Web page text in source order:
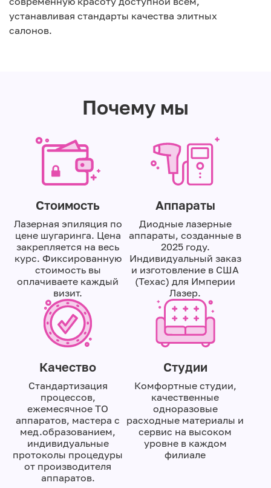
устанавливая стандарты качества элитных
салонов.
Почему мы
Стоимость
Лазерная эпиляция по
цене шугаринга. Цена
закрепляется на весь
курс. Фиксированную
стоимость вы
оплачиваете каждый
визит.
Аппараты
Диодные лазерные
аппараты, созданные в
2025 году.
Индивидуальный заказ
и изготовление в США
(Техас) для Империи
Лазер.
Качество
Стандартизация
процессов,
ежемесячное ТО
аппаратов, мастера с
мед.образованием,
индивидуальные
протоколы процедуры
от производителя
аппаратов.
Студии
Комфортные студии,
качественные
одноразовые
расходные материалы и
сервис на высоком
уровне в каждом
филиале